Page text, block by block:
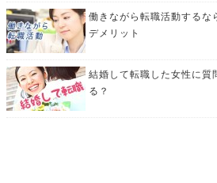
働きながら転職活動するな
デメリット
結婚して転職した女性に質
る？